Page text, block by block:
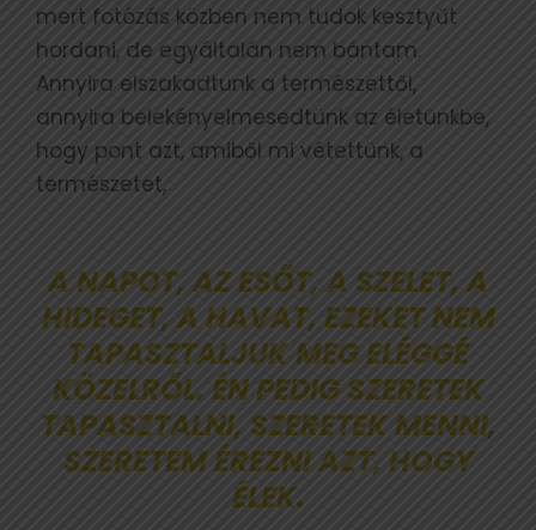
mert fotózás közben nem tudok kesztyűt
hordani, de egyáltalán nem bántam.
Annyira elszakadtunk a természettől,
annyira belekényelmesedtünk az életünkbe,
hogy pont azt, amiből mi vétettünk, a
természetet,
A NAPOT, AZ ESŐT, A SZELET, A
HIDEGET, A HAVAT, EZEKET NEM
TAPASZTALJUK MEG ELÉGGÉ
KÖZELRŐL. ÉN PEDIG SZERETEK
TAPASZTALNI, SZERETEK MENNI,
SZERETEM ÉREZNI AZT, HOGY
ÉLEK.